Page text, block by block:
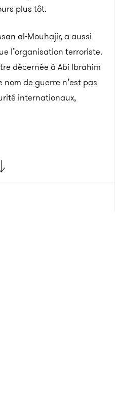
plus tôt.
al-Mouhajir, a aussi
l’organisation terroriste.
décernée à Abi Ibrahim
de guerre n’est pas
internationaux,